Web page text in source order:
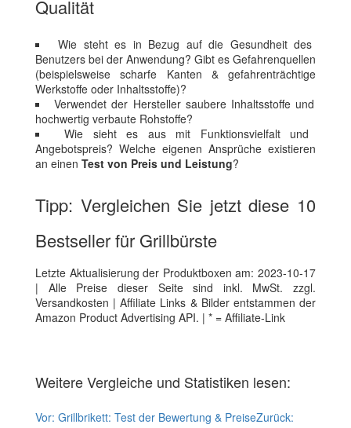
Qualität
Wie steht es in Bezug auf die Gesundheit des
Benutzers bei der Anwendung? Gibt es Gefahrenquellen
(beispielsweise scharfe Kanten & gefahrenträchtige
Werkstoffe oder Inhaltsstoffe)?
Verwendet der Hersteller saubere Inhaltsstoffe und
hochwertig verbaute Rohstoffe?
Wie sieht es aus mit Funktionsvielfalt und
Angebotspreis? Welche eigenen Ansprüche existieren
an einen Test von Preis und Leistung?
Tipp: Vergleichen Sie jetzt diese 10
Bestseller für Grillbürste
Letzte Aktualisierung der Produktboxen am: 2023-10-17
| Alle Preise dieser Seite sind inkl. MwSt. zzgl.
Versandkosten | Affiliate Links & Bilder entstammen der
Amazon Product Advertising API. | * = Affiliate-Link
Weitere Vergleiche und Statistiken lesen:
Vor: Grillbrikett: Test der Bewertung & PreiseZurück: